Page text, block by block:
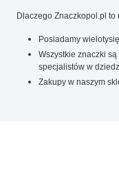
Dlaczego Znaczkopol.pl
Posiadamy
Wszystkie znaczki
specjalistów w
Zakupy w naszym